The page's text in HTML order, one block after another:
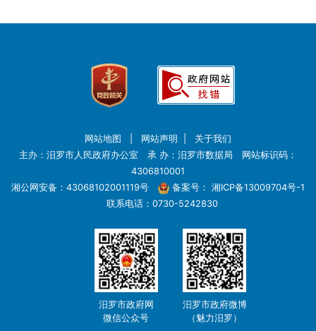
网站地图 网站声明
关于我们
主办：汨罗市人民政府办公室 承 办：汨罗市数据局 网站标识码：
4306810001
湘公网安备：43068102001119号
备案号： 湘ICP备13009704号-1
联系电话：0730-5242830
汨罗市政府网
微信公众号
汨罗市政府微博
（魅力汨罗）